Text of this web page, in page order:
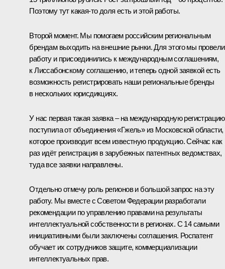
Поэтому тут какая-то доля есть и этой работы.
Второй момент. Мы помогаем российским региональным
брендам выходить на внешние рынки. Для этого мы провели
работу и присоединились к международным соглашениям,
к Лиссабонскому соглашению, и теперь одной заявкой есть
возможность регистрировать наши региональные бренды
в нескольких юрисдикциях.
У нас первая такая заявка – на международную
поступила от объединения «Гжель» из Московской области,
которое производит всем известную продукцию. Сейчас как
раз идёт регистрация в зарубежных патентных ведомствах,
туда все заявки направлены.
Отдельно отмечу роль регионов и большой запрос на эту
работу. Мы вместе с Советом Федерации разработали
рекомендации по управлению правами на результаты
интеллектуальной собственности в регионах. С 14 самыми
инициативными были заключены соглашения. Роспатент
обучает их сотрудников защите, коммерциализации
интеллектуальных прав.